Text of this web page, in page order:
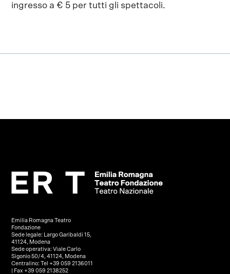
ingresso a € 5 per tutti gli spettacoli.
Emilia Romagna Teatro
Fondazione
Sede legale: Largo Garibaldi 15,
41124, Modena
Sede operativa: Viale Carlo
Sigonio 50/4, 41124, Modena
Centralino: Tel +39 059 2136011
| Fax +39 059 2138252